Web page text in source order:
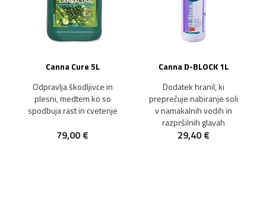
Canna Cure 5L
Odpravlja škodljivce in
plesni, medtem ko so
spodbuja rast in cvetenje
79,00 €
Canna D-BLOCK 1L
Dodatek hranil, ki
preprečuje nabiranje soli
v namakalnih vodih in
razpršilnih glavah
29,40 €